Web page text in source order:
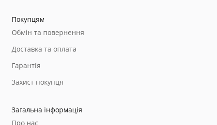
Покупцям
Обмін та повернення
Доставка та оплата
Гарантія
Захист покупця
Загальна інформація
Про нас